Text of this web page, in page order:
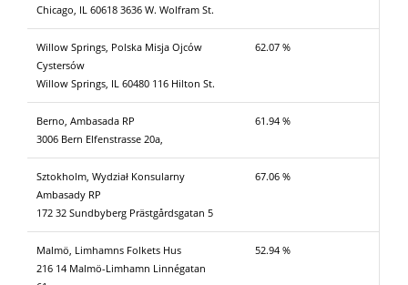
Chicago, IL 60618 3636 W. Wolfram St.
Willow Springs, Polska Misja Ojców
Cystersów
Willow Springs, IL 60480 116 Hilton St.
62.07 %
Berno, Ambasada RP
3006 Bern Elfenstrasse 20a,
61.94 %
Sztokholm, Wydział Konsularny
Ambasady RP
172 32 Sundbyberg Prästgårdsgatan 5
67.06 %
Malmö, Limhamns Folkets Hus
216 14 Malmö-Limhamn Linnégatan
52.94 %